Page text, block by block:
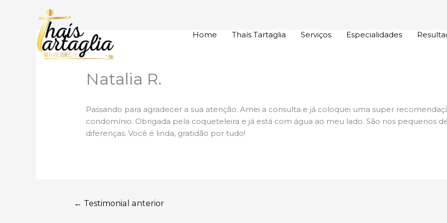
Home Thaís Tartaglia Serviços Especialidades
Natalia R.
Passando para agradecer a sua atenção. Amei a consulta e já coloquei uma super
condomínio. Obrigada pela coqueteleira e já está com água ao meu lado. São nos pequenos
diferenças. Você é linda, gratidão por tudo!
Navegação
← Testimonial anterior